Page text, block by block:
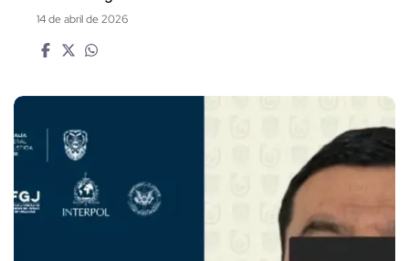
14 de abril de 2026